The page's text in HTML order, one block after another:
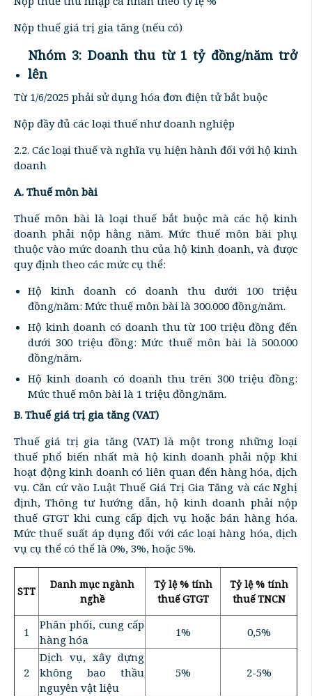
Nộp thuế giá trị gia tăng (nếu có)
Nhóm 3: Doanh thu từ 1 tỷ đồng/năm trở
lên
Từ 1/6/2025 phải sử dụng hóa đơn điện tử bắt buộc
Nộp đầy đủ các loại thuế như doanh nghiệp
2.2. Các loại thuế và nghĩa vụ hiện hành đối với hộ kinh
doanh
A. Thuế môn bài
Thuế môn bài là loại thuế bắt buộc mà các hộ kinh
doanh phải nộp hằng năm. Mức thuế môn bài phụ
thuộc vào mức doanh thu của hộ kinh doanh, và được
quy định theo các mức cụ thể:
Hộ kinh doanh có doanh thu dưới 100 triệu
đồng/năm: Mức thuế môn bài là 300.000 đồng/năm.
Hộ kinh doanh có doanh thu từ 100 triệu đồng đến
dưới 300 triệu đồng: Mức thuế môn bài là 500.000
đồng/năm.
Hộ kinh doanh có doanh thu trên 300 triệu đồng:
Mức thuế môn bài là 1 triệu đồng/năm.
B. Thuế giá trị gia tăng (VAT)
Thuế giá trị gia tăng (VAT) là một trong những loại
thuế phổ biến nhất mà hộ kinh doanh phải nộp khi
hoạt động kinh doanh có liên quan đến hàng hóa, dịch
vụ. Căn cứ vào Luật Thuế Giá Trị Gia Tăng và các Nghị
định, Thông tư hướng dẫn, hộ kinh doanh phải nộp
thuế GTGT khi cung cấp dịch vụ hoặc bán hàng hóa.
Mức thuế suất áp dụng đối với các loại hàng hóa, dịch
vụ cụ thể có thể là 0%, 3%, hoặc 5%.
STT
Danh mục ngành
nghề
Tỷ lệ % tính
thuế GTGT
Tỷ lệ % tính
thuế TNCN
1
Phân phối, cung cấp
hàng hóa
1% 0,5%
2
Dịch vụ, xây dựng
không bao thầu
nguyên vật liệu
5% 2-5%